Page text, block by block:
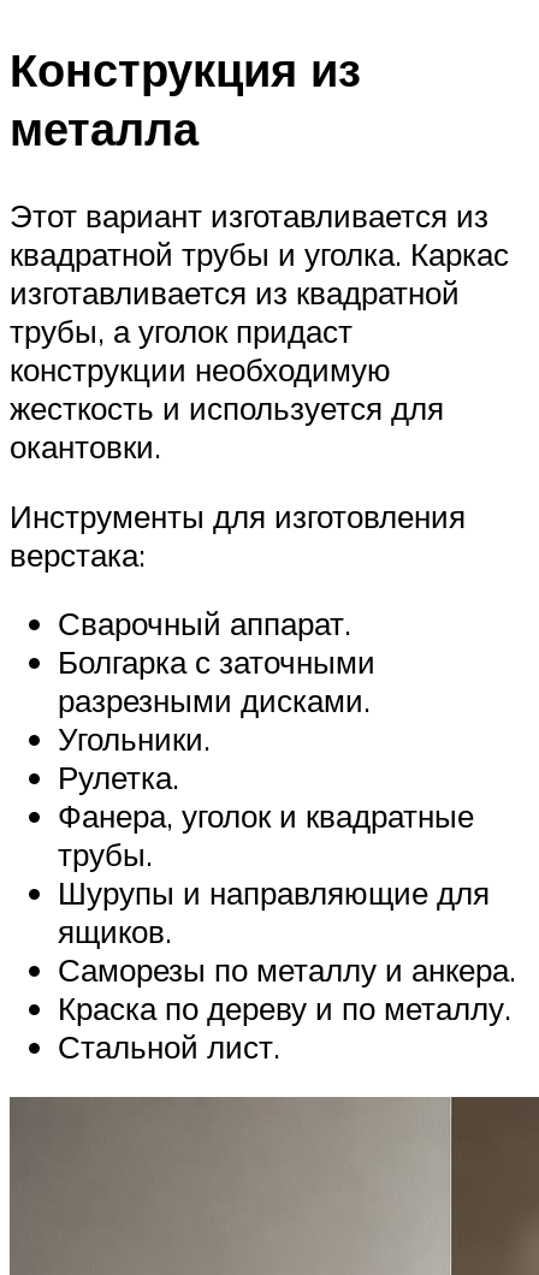
Конструкция из
металла
Этот вариант изготавливается из
квадратной трубы и уголка. Каркас
изготавливается из квадратной
трубы, а уголок придаст
конструкции необходимую
жесткость и используется для
окантовки.
Инструменты для изготовления
верстака:
Сварочный аппарат.
Болгарка с заточными
разрезными дисками.
Угольники.
Рулетка.
Фанера, уголок и квадратные
трубы.
Шурупы и направляющие для
ящиков.
Саморезы по металлу и анкера.
Краска по дереву и по металлу.
Стальной лист.